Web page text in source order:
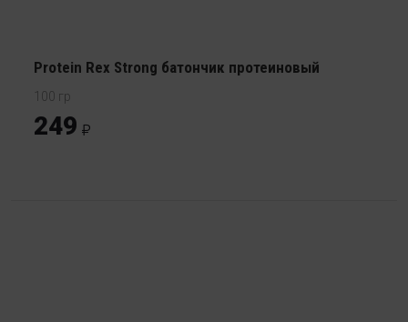
Protein Rex Strong батончик протеиновый
100 гр
249